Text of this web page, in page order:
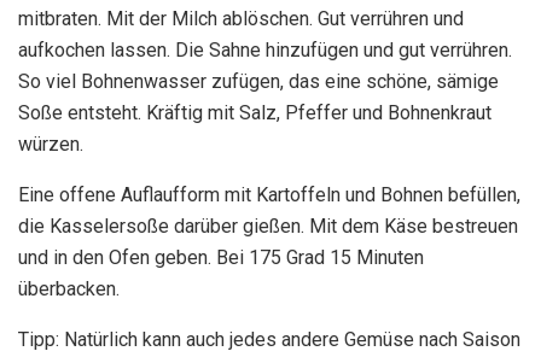
mitbraten. Mit der Milch ablöschen. Gut verrühren und
aufkochen lassen. Die Sahne hinzufügen und gut verrühren.
So viel Bohnenwasser zufügen, das eine schöne, sämige
Soße entsteht. Kräftig mit Salz, Pfeffer und Bohnenkraut
würzen.
Eine offene Auflaufform mit Kartoffeln und Bohnen befüllen,
die Kasselersoße darüber gießen. Mit dem Käse bestreuen
und in den Ofen geben. Bei 175 Grad 15 Minuten
überbacken.
Tipp: Natürlich kann auch jedes andere Gemüse nach Saison